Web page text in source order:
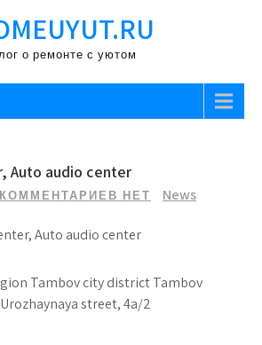
о ремонте с уютом
Auto audio center
КОММЕНТАРИЕВ НЕТ News
Auto audio center
Tambov city district Tambov
street, 4a/2